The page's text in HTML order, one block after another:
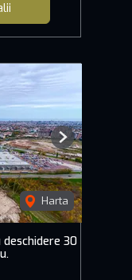
Harta
Next
30